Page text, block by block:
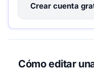
Crear cuenta
Cómo editar